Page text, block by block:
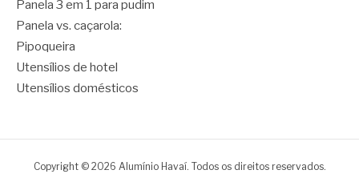
Panela 3 em 1 para pudim
Panela vs. caçarola:
Pipoqueira
Utensílios de hotel
Utensílios domésticos
Copyright © 2026 Alumínio Havaí. Todos os direitos reservados.